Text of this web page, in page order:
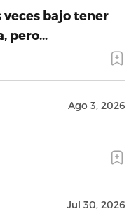
veces bajo tener
pero…
Ago 3, 2026
Jul 30, 2026